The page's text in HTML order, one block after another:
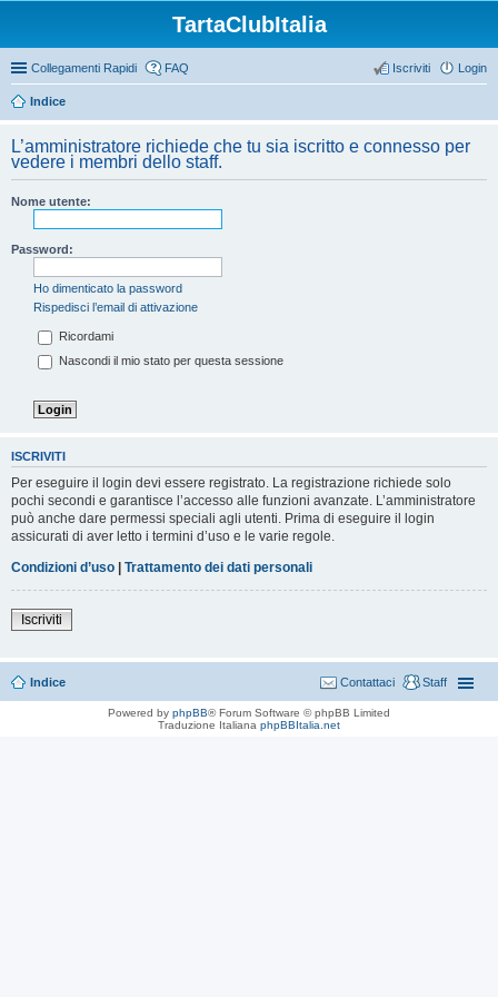
TartaClubItalia
Collegamenti Rapidi FAQ Login
Iscriviti
Indice
L’amministratore richiede che tu sia iscritto e connesso per
vedere i membri dello staff.
Nome utente:
Password:
Ho dimenticato la password
Rispedisci l’email di attivazione
Ricordami
Nascondi il mio stato per questa sessione
ISCRIVITI
Per eseguire il login devi essere registrato. La registrazione richiede solo
pochi secondi e garantisce l’accesso alle funzioni avanzate. L’amministratore
può anche dare permessi speciali agli utenti. Prima di eseguire il login
assicurati di aver letto i termini d’uso e le varie regole.
Condizioni d’uso | Trattamento dei dati personali
Iscriviti
Indice Staff
Contattaci
Powered by phpBB® Forum Software © phpBB Limited
Traduzione Italiana phpBBItalia.net